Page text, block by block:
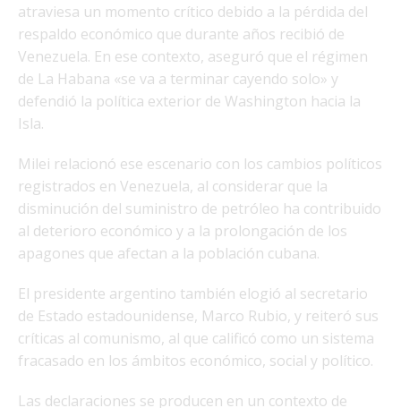
atraviesa un momento crítico debido a la pérdida del
respaldo económico que durante años recibió de
Venezuela. En ese contexto, aseguró que el régimen
de La Habana «se va a terminar cayendo solo» y
defendió la política exterior de Washington hacia la
Isla.
Milei relacionó ese escenario con los cambios políticos
registrados en Venezuela, al considerar que la
disminución del suministro de petróleo ha contribuido
al deterioro económico y a la prolongación de los
apagones que afectan a la población cubana.
El presidente argentino también elogió al secretario
de Estado estadounidense, Marco Rubio, y reiteró sus
críticas al comunismo, al que calificó como un sistema
fracasado en los ámbitos económico, social y político.
Las declaraciones se producen en un contexto de